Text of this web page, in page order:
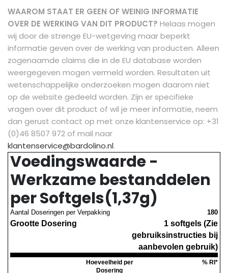
WAAROM STAAT ER GEEN OF WEINIG INFORMATIE
OVER DE WERKING VAN DIT PRODUCT? Helaas mogen
wij door de strenge EU-wetgeving maar beperkt
informatie geven over de werking van producten. Alleen
zogenaamde claims die in de EU database worden
weergegeven mogen vermeld worden. Resultaten uit
wetenschappelijke onderzoeken mogen daarom niet
op de website gedeeld worden. Zijn er specifieke
vragen over dit product of wil je meer informatie, neem
dan gerust contact op met onze klantenservice op: +31
(0)46 8507 972 of mail naar
klantenservice@bardolino.nl.
Voedingswaarde -
Werkzame bestanddelen
per Softgels(1,37g)
Aantal Doseringen per Verpakking 180
Grootte Dosering
1 softgels (Zie
gebruiksinstructies bij
aanbevolen gebruik)
Hoeveelheid per
Dosering
% RI*